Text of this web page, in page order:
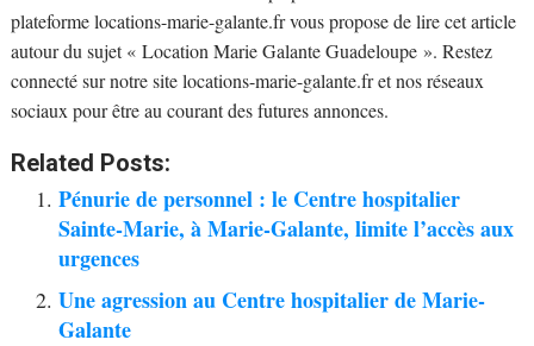
plateforme locations-marie-galante.fr vous propose de lire cet article
autour du sujet « Location Marie Galante Guadeloupe ». Restez
connecté sur notre site locations-marie-galante.fr et nos réseaux
sociaux pour être au courant des futures annonces.
Related Posts:
Pénurie de personnel : le Centre hospitalier
Sainte-Marie, à Marie-Galante, limite l’accès aux
urgences
Une agression au Centre hospitalier de Marie-
Galante